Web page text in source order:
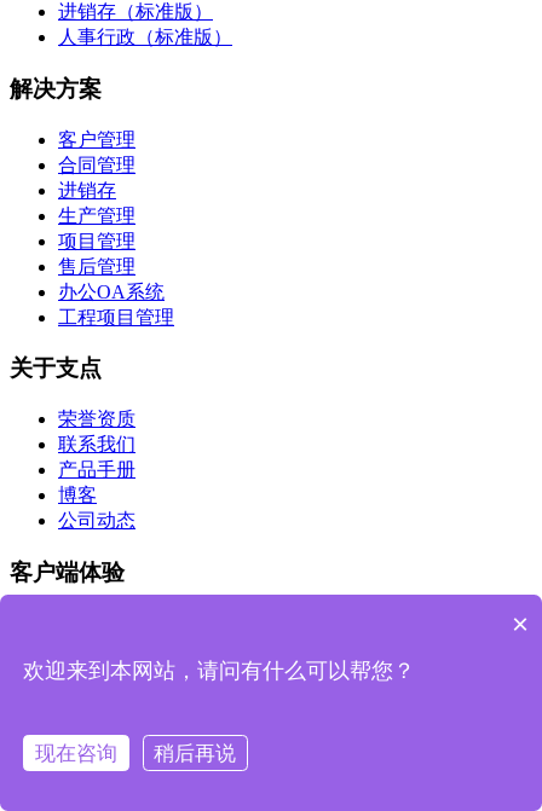
进销存（标准版）
人事行政（标准版）
解决方案
客户管理
合同管理
进销存
生产管理
项目管理
售后管理
办公OA系统
工程项目管理
关于支点
荣誉资质
联系我们
产品手册
博客
公司动态
客户端体验
公众号
商务合作：13588029242
×
欢迎来到本网站，请问有什么可以帮您？
现在咨询 稍后再说